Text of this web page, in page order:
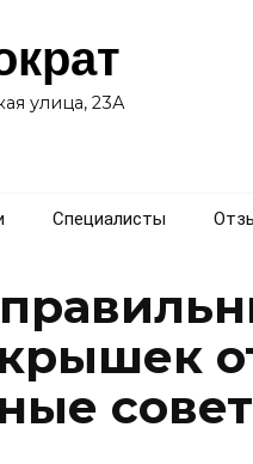
улица, 23А
Специалисты